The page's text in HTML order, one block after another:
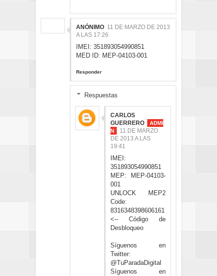
ANÓNIMO 11 DE MARZO DE 2013
A LAS 17:26
IMEI: 351893054990851
MED ID: MEP-04103-001
Responder
Respuestas
CARLOS
GUERRERO
11 DE MARZO
DE 2013 A LAS
19:41
IMEI:
351893054990851
MEP: MEP-04103-
001
UNLOCK MEP2
Code:
8316348398606161
<-- Código de
Desbloqueo
Síguenos en
Twitter:
@TuParadaDigital
Síguenos en